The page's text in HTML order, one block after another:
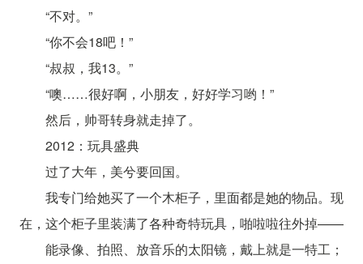
“不对。”
“你不会18吧！”
“叔叔，我13。”
“噢……很好啊，小朋友，好好学习哟！”
然后，帅哥转身就走掉了。
2012：玩具盛典
过了大年，美兮要回国。
我专门给她买了一个木柜子，里面都是她的物品。现
在，这个柜子里装满了各种奇特玩具，啪啦啦往外掉——
能录像、拍照、放音乐的太阳镜，戴上就是一特工；